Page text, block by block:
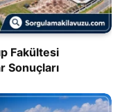
Fakültesi
Sonuçları